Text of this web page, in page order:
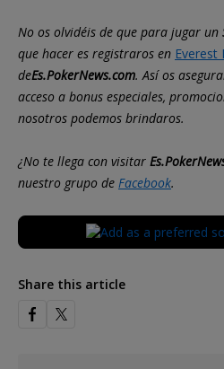
No os olvidéis de que para jugar un
que hacer es registraros en Everest
deEs.PokerNews.com. Así os
acceso a bonus especiales,
nosotros podemos brindaros.
¿No te llega con visitar
nuestro grupo de Facebook.
Share this article